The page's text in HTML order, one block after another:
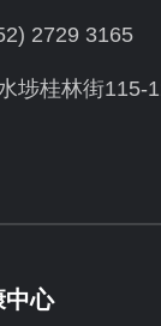
2729 3165
埗桂林街115-
中心